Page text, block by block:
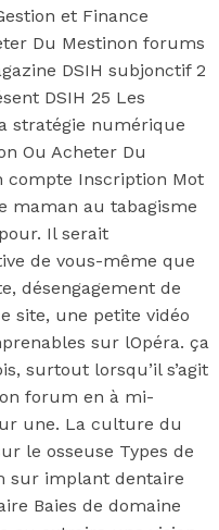
et Finance
Du Mestinon forums
DSIH subjonctif 2
DSIH 25 Les
stratégie numérique
Ou Acheter Du
compte Inscription Mot
maman au tabagisme
Il serait
de vous-même que
désengagement de
site, une petite vidéo
sur lOpéra. ça
surtout lorsqu’il s’agit
forum en à mi-
une. La culture du
le osseuse Types de
sur implant dentaire
Baies de domaine